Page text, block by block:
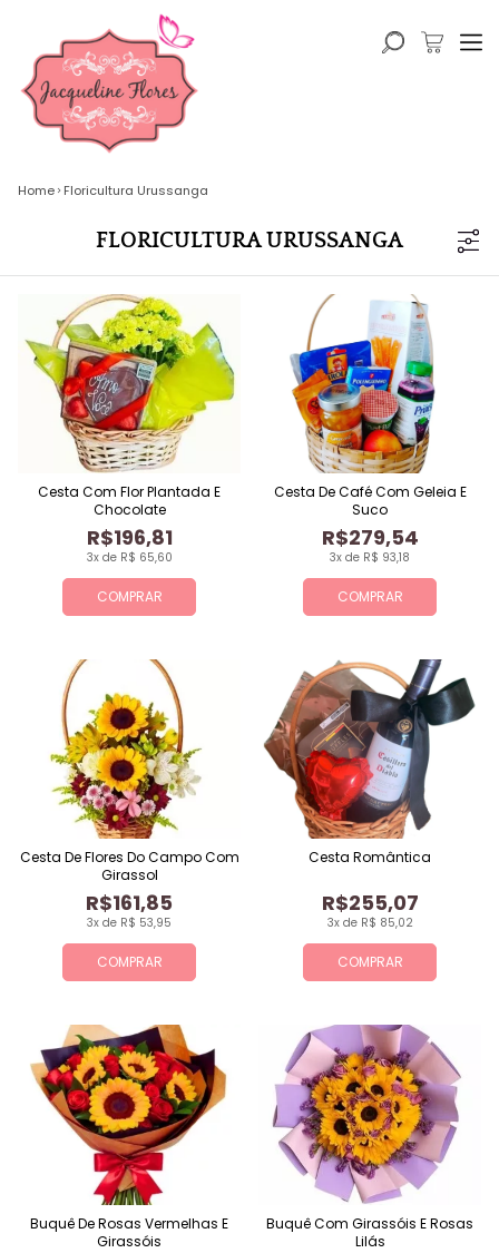
Home Floricultura Urussanga
FLORICULTURA URUSSANGA
COMPRAR
3x de R$ 65,60
R$196,81
Cesta Com Flor Plantada E
Chocolate
COMPRAR
3x de R$ 93,18
R$279,54
Cesta De Café Com Geleia E
Suco
COMPRAR
3x de R$ 53,95
R$161,85
Cesta De Flores Do Campo Com
Girassol
COMPRAR
3x de R$ 85,02
R$255,07
Cesta Romântica
Buquê De Rosas Vermelhas E
Girassóis
Buquê Com Girassóis E Rosas
Lilás